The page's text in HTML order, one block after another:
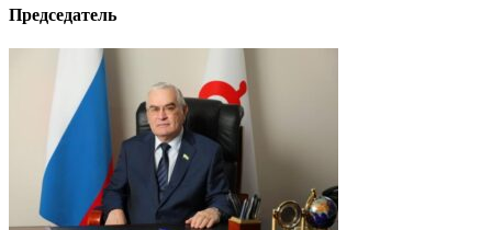
Председатель